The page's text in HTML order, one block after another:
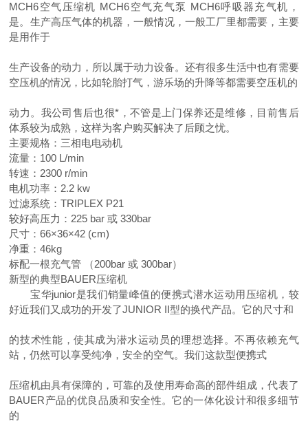
MCH6空气压缩机 MCH6空气充气泵 MCH6呼吸器充气机，
是。生产高压气体的机器，一般情况，一般工厂里都需要，主要
是用作于
生产设备的动力，所以属于动力设备。还有很多生活中也有需要
空压机的情况，比如轮胎打气，游乐场的升降等都需要空压机的
动力。我公司售后也很*，不管是上门保养还是维修，目前售后
体系较为成熟，这样为客户购买解决了后顾之忧。
主要规格：三相电电动机
流量：100 L/min
转速：2300 r/min
电机功率：2.2 kw
过滤系统：TRIPLEX P21
较好高压力：225 bar 或 330bar
尺寸：66×36×42 (cm)
净重：46kg
标配一根充气管 （200bar 或 300bar）
新型的典型BAUER压缩机
宝华junior是我们销量峰值的便携式潜水运动用压缩机，较
好近我们又成功的开发了JUNIOR II型的换代产品。它的尺寸和
的技术性能，使其成为潜水运动员的理想选择。不再依赖充气
站，仍然可以享受纯净，安全的空气。我们这款型便携式
压缩机由具有保障的，可靠的及使用寿命高的部件组成，代表了
BAUER产品的优良品质和安全性。它的一体化设计和很多细节
的